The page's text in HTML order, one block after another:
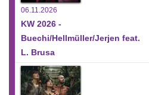
06.11.2026
KW 2026 -
Buechi/Hellmüller/Jerjen feat.
L. Brusa